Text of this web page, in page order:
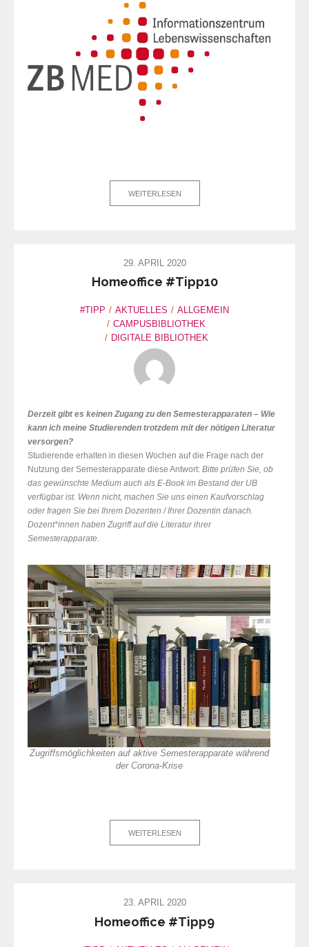
WEITERLESEN
29. APRIL 2020
Homeoffice #Tipp10
#TIPP AKTUELLES
ALLGEMEIN
CAMPUSBIBLIOTHEK
DIGITALE BIBLIOTHEK
Derzeit gibt es keinen Zugang zu den Semesterapparaten – Wie
kann ich meine Studierenden trotzdem mit der nötigen Literatur
versorgen?
Studierende erhalten in diesen Wochen auf die Frage nach der
Nutzung der Semesterapparate diese Antwort: Bitte prüfen Sie, ob
das gewünschte Medium auch als E-Book im Bestand der UB
verfügbar ist. Wenn nicht, machen Sie uns einen Kaufvorschlag
oder fragen Sie bei Ihrem Dozenten / Ihrer Dozentin danach.
Dozent*innen haben Zugriff auf die Literatur ihrer
Semesterapparate.
Zugriffsmöglichkeiten auf aktive Semesterapparate während
der Corona-Krise
WEITERLESEN
23. APRIL 2020
Homeoffice #Tipp9